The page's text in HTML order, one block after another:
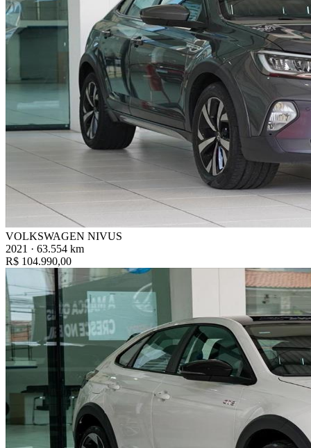
VOLKSWAGEN NIVUS
2021 · 63.554 km
R$ 104.990,00